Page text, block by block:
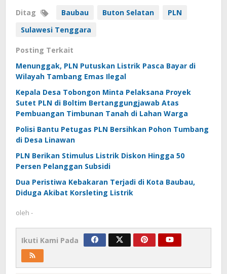
Ditag Baubau Buton Selatan
PLN
Sulawesi Tenggara
Posting Terkait
Menunggak, PLN Putuskan Listrik Pasca Bayar di
Wilayah Tambang Emas Ilegal
Kepala Desa Tobongon Minta Pelaksana Proyek
Sutet PLN di Boltim Bertanggungjawab Atas
Pembuangan Timbunan Tanah di Lahan Warga
Polisi Bantu Petugas PLN Bersihkan Pohon Tumbang
di Desa Linawan
PLN Berikan Stimulus Listrik Diskon Hingga 50
Persen Pelanggan Subsidi
Dua Peristiwa Kebakaran Terjadi di Kota Baubau,
Diduga Akibat Korsleting Listrik
oleh -
Ikuti Kami Pada